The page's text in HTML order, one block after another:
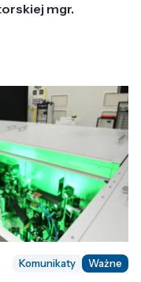
mgr.
Komunikaty Ważne